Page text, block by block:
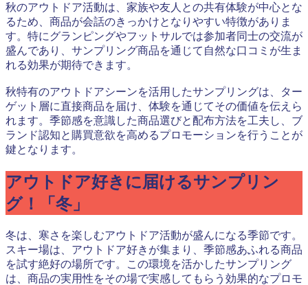
秋のアウトドア活動は、家族や友人との共有体験が中心とな
るため、商品が会話のきっかけとなりやすい特徴がありま
す。特にグランピングやフットサルでは参加者同士の交流が
盛んであり、サンプリング商品を通じて自然な口コミが生ま
れる効果が期待できます。
秋特有のアウトドアシーンを活用したサンプリングは、ター
ゲット層に直接商品を届け、体験を通じてその価値を伝えら
れます。季節感を意識した商品選びと配布方法を工夫し、ブ
ランド認知と購買意欲を高めるプロモーションを行うことが
鍵となります。
アウトドア好きに届けるサンプリン
グ！「冬」
冬は、寒さを楽しむアウトドア活動が盛んになる季節です。
スキー場は、アウトドア好きが集まり、季節感あふれる商品
を試す絶好の場所です。この環境を活かしたサンプリング
は、商品の実用性をその場で実感してもらう効果的なプロモ